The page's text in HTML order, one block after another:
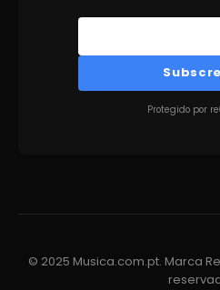
Protegido por
© 2025 Musica.com.pt. Marca